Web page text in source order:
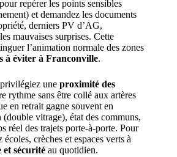
pour repérer les points sensibles
et demandez les documents
derniers PV d’AG,
mauvaises surprises. Cette
l’animation normale des zones
à éviter à Franconville.
une proximité des
rythme sans être collé aux artères
en retrait gagne souvent en
vitrage), état des communs,
réel des trajets porte-à-porte. Pour
crèches et espaces verts à
et sécurité au quotidien.